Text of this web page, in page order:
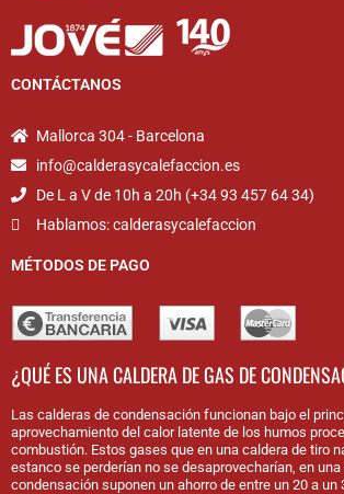
CONTÁCTANOS
Mallorca 304 - Barcelona
info@calderasycalefaccion.es
De L a V de 10h a 20h (+34 93 457 64 34)
Hablamos: calderasycalefaccion
MÉTODOS DE PAGO
¿QUÉ ES UNA CALDERA DE GAS DE
Las calderas de condensación funcionan bajo el
aprovechamiento del calor latente de los humos
combustión. Estos gases que en una caldera de tiro
estanco se perderían no se desaprovecharían, en
condensación suponen un ahorro de entre un 20 a un